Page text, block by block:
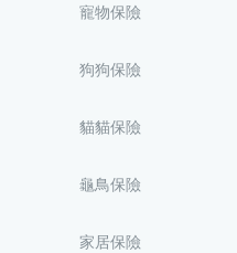
寵物保險
狗狗保險
貓貓保險
龜鳥保險
家居保險